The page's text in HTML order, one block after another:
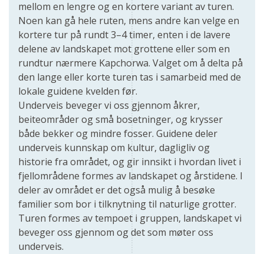
mellom en lengre og en kortere variant av turen.
Noen kan gå hele ruten, mens andre kan velge en
kortere tur på rundt 3–4 timer, enten i de lavere
delene av landskapet mot grottene eller som en
rundtur nærmere Kapchorwa. Valget om å delta på
den lange eller korte turen tas i samarbeid med de
lokale guidene kvelden før.
Underveis beveger vi oss gjennom åkrer,
beiteområder og små bosetninger, og krysser
både bekker og mindre fosser. Guidene deler
underveis kunnskap om kultur, dagligliv og
historie fra området, og gir innsikt i hvordan livet i
fjellområdene formes av landskapet og årstidene. I
deler av området er det også mulig å besøke
familier som bor i tilknytning til naturlige grotter.
Turen formes av tempoet i gruppen, landskapet vi
beveger oss gjennom og det som møter oss
underveis.